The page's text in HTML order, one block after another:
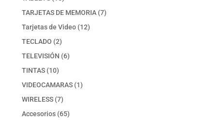
productos
TARJETAS DE MEMORIA 77
Tarjetas de Video 1212
TECLADO 22
productos
TELEVISIÓN 66
TINTAS 1010
productos
VIDEOCAMARAS 11
WIRELESS 77
productos
Accesorios 6565